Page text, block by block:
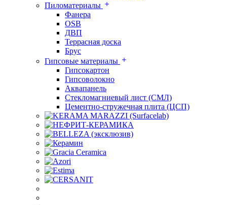
Пиломатериалы
Фанера
OSB
ДВП
Террасная доска
Брус
Гипсовые материалы
Гипсокартон
Гипсоволокно
Аквапанель
Стекломагниевый лист (СМЛ)
Цементно-стружечная плита (ЦСП)